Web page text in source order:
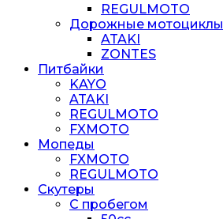
REGULMOTO
Дорожные мотоциклы
ATAKI
ZONTES
Питбайки
KAYO
ATAKI
REGULMOTO
FXMOTO
Мопеды
FXMOTO
REGULMOTO
Скутеры
С пробегом